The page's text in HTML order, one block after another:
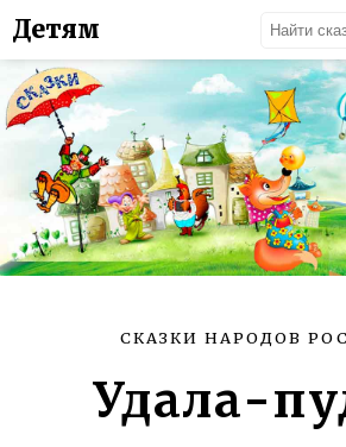
Детям
СКАЗКИ НАРОДОВ
Удала-